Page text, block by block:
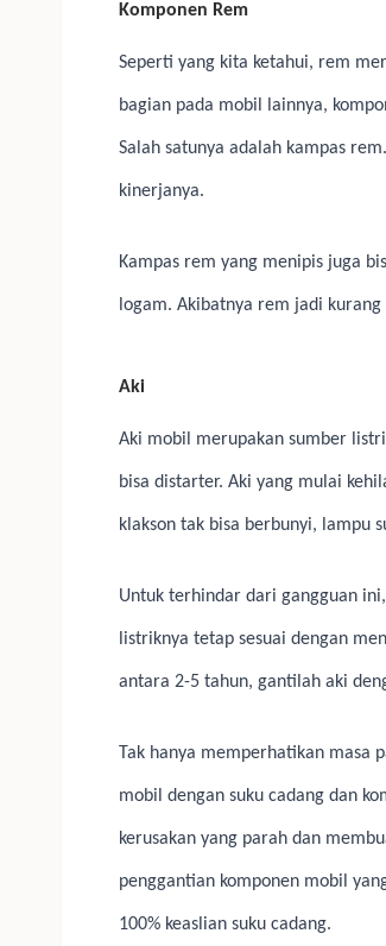
Komponen Rem
Seperti yang kita ketahui, rem
bagian pada mobil lainnya,
Salah satunya adalah kampas
kinerjanya.
Kampas rem yang menipis juga
logam. Akibatnya rem jadi
Aki
Aki mobil merupakan sumber
bisa distarter. Aki yang mulai
klakson tak bisa berbunyi, lampu
Untuk terhindar dari gangguan
listriknya tetap sesuai dengan
antara 2-5 tahun, gantilah aki
Tak hanya memperhatikan masa
mobil dengan suku cadang dan
kerusakan yang parah dan
penggantian komponen mobil
100% keaslian suku cadang.